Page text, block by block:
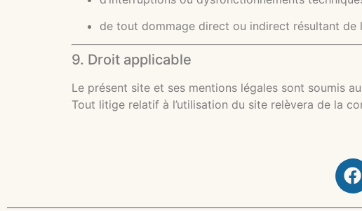
de tout dommage direct ou indirect résultant de
9. Droit applicable
Le présent site et ses mentions légales sont soumis au
Tout litige relatif à l’utilisation du site relèvera de la